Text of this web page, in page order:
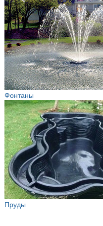
Фонтаны
Пруды